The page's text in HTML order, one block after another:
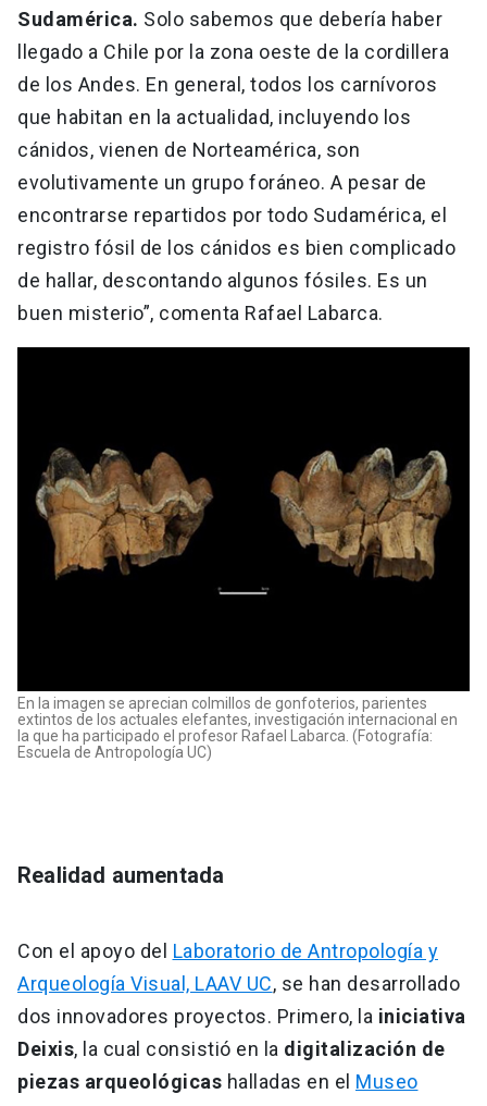
Sudamérica. Solo sabemos que debería haber
llegado a Chile por la zona oeste de la cordillera
de los Andes. En general, todos los carnívoros
que habitan en la actualidad, incluyendo los
cánidos, vienen de Norteamérica, son
evolutivamente un grupo foráneo. A pesar de
encontrarse repartidos por todo Sudamérica, el
registro fósil de los cánidos es bien complicado
de hallar, descontando algunos fósiles. Es un
buen misterio”, comenta Rafael Labarca.
En la imagen se aprecian colmillos de gonfoterios, parientes
extintos de los actuales elefantes, investigación internacional en
la que ha participado el profesor Rafael Labarca. (Fotografía:
Escuela de Antropología UC)
Realidad aumentada
Con el apoyo del Laboratorio de Antropología y
Arqueología Visual, LAAV UC, se han desarrollado
dos innovadores proyectos. Primero, la iniciativa
Deixis, la cual consistió en la digitalización de
piezas arqueológicas halladas en el Museo